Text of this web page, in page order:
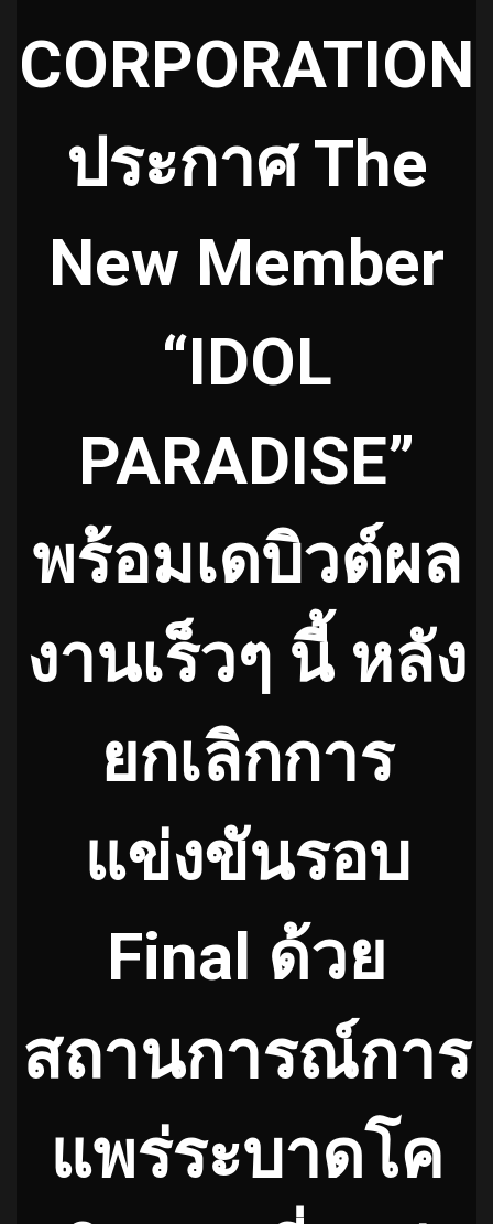
CORPORATION
ประกาศ The
New Member
“IDOL
PARADISE”
พร้อมเดบิวต์ผล
งานเร็วๆ นี้ หลัง
ยกเลิกการ
แข่งขันรอบ
Final ด้วย
สถานการณ์การ
แพร่ระบาดโค